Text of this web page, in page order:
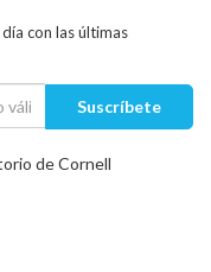
con las últimas
Suscríbete
de Cornell